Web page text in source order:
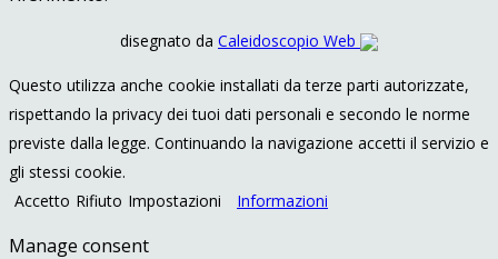
disegnato da Caleidoscopio Web
Questo utilizza anche cookie installati da terze parti autorizzate,
rispettando la privacy dei tuoi dati personali e secondo le norme
previste dalla legge. Continuando la navigazione accetti il servizio e
gli stessi cookie.
Accetto Rifiuto Impostazioni Informazioni
Manage consent